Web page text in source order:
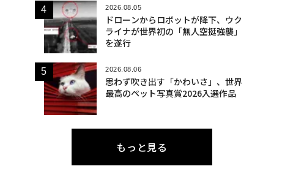
2026.08.05
ドローンからロボットが降下、ウク
ライナが世界初の「無人空挺強襲」
を遂行
2026.08.06
思わず吹き出す「かわいさ」、世界
最高のペット写真賞2026入選作品
もっと見る